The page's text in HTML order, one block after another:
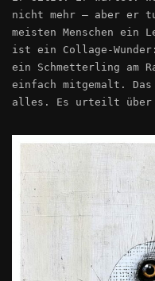
nicht mehr – aber er
meisten Menschen ein
ist ein Collage-
ein Schmetterling am
einfach mitgemalt.
alles. Es urteilt über